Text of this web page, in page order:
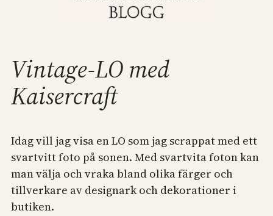
Vintage-LO med
Kaisercraft
Idag vill jag visa en LO som jag scrappat med ett
svartvitt foto på sonen. Med svartvita foton kan
man välja och vraka bland olika färger och
tillverkare av designark och dekorationer i
butiken.